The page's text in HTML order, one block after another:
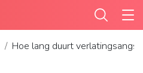
Hoe lang duurt